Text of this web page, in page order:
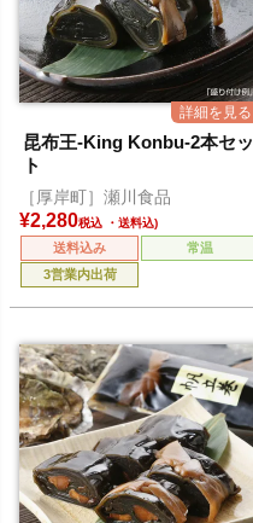
昆布王-King Konbu-2本セッ
ト
［厚岸町］瀬川食品
¥2,280税込
送料込み
常温
3営業内出荷